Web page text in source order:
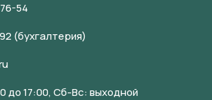
54
(бухгалтерия)
до 17:00, Сб-Вс: выходной